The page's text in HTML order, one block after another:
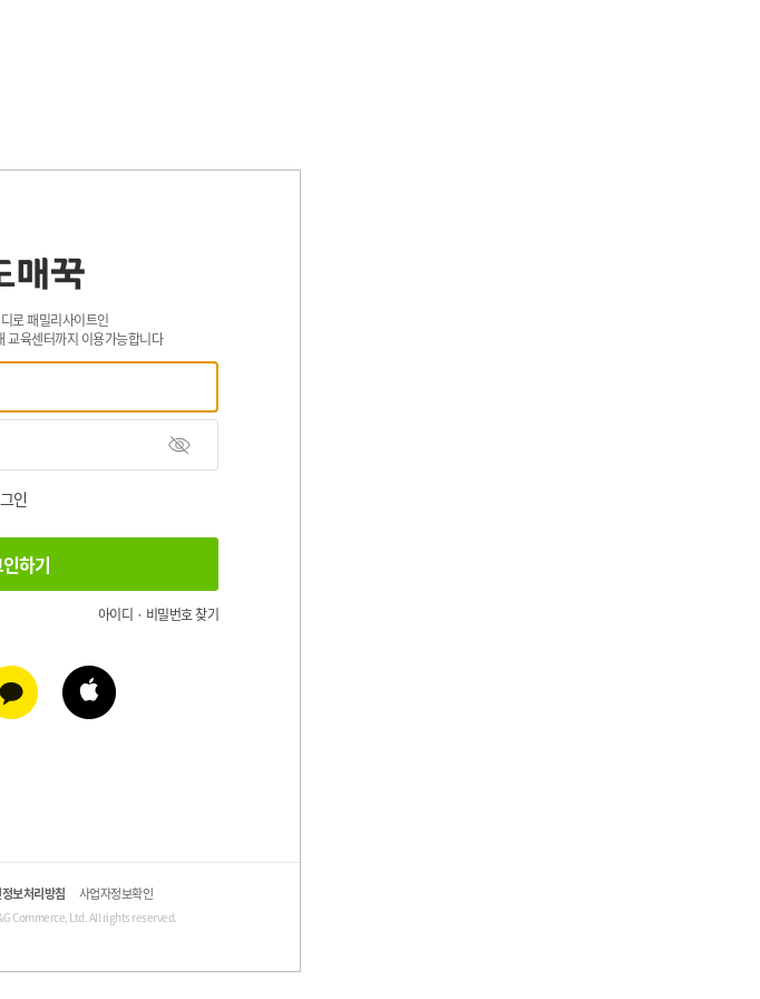
로 패밀리사이트인
교육센터까지 이용가능합니다
인
아이디 · 비밀번호 찾기
보처리방침 사업자정보확인
Commerce, Ltd. All rights reserved.